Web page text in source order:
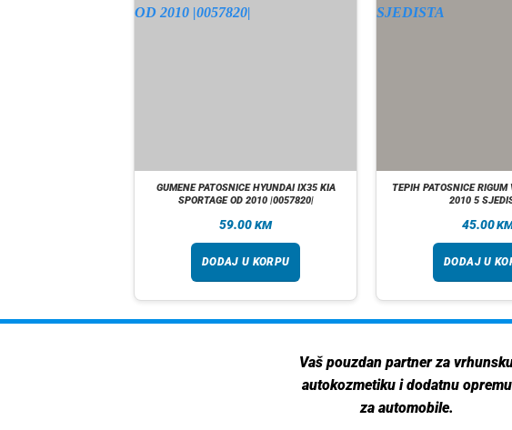
GUMENE PATOSNICE HYUNDAI IX35 KIA
SPORTAGE OD 2010 |0057820|
59.00 KM
DODAJ U KORPU
TEPIH PATOSNICE RIGUM
2010 5
45.00
DODAJ U
Vaš pouzdan partner za
autokozmetiku i dodatnu opremu
za automobile.